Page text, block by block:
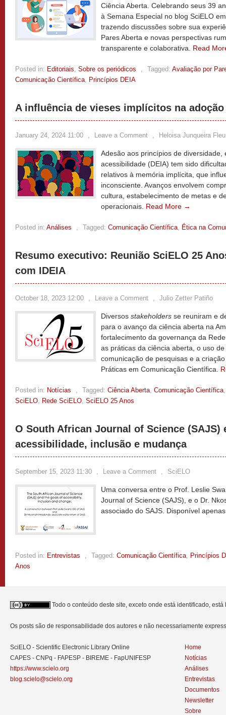
Ciência Aberta. Celebrando seus 39
à Semana Especial no blog SciELO
trazendo discussões sobre sua
Pares Aberta e novas perspectivas
transparente e colaborativa. Read
Posted in: Editoriais, Sobre os periódicos , Tagged: Avaliação por
Comunicação Científica, Princípios DEIA
A influência de vieses implícitos na
January 24, 2024 11:00 , Leave a Comment , Heloisa Junqueira
Adesão aos princípios de diversidade,
acessibilidade (DEIA) tem sido
relativos à memória implícita, que
inconsciente. Avanços envolvem
cultura, estabelecimento de metas e
operacionais. Read More →
Posted in: Análises , Tagged: Comunicação Científica, Ética na
Resumo executivo: Reunião SciELO 25
com IDEIA
October 18, 2023 12:00 , Leave a Comment , Julio Zetter Patiño
Diversos stakeholders se reuniram e
para o avanço da ciência aberta na
fortalecimento da governança da
as práticas da ciência aberta, o uso
comunicação de pesquisas e a
Práticas em Comunicação Científica.
Posted in: Notícias , Tagged: Ciência Aberta, Comunicação Científica
SciELO, Rede SciELO, SciELO 25 Anos
O South African Journal of Science (SAJS)
acessibilidade, inclusão e mudança
September 15, 2023 11:30 , Leave a Comment , SciELO
Uma conversa entre o Prof. Leslie
Journal of Science (SAJS), e o Dr.
associado do SAJS. Disponível
Posted in: Entrevistas , Tagged: Comunicação Científica, Princípios
Anos
Todo o conteúdo deste site, exceto onde está identificado,
Os posts são de responsabilidade dos autores e não necessariamente
SciELO - Scientific Electronic Library Online
CAPES - CNPq - FAPESP - BIREME - FapUNIFESP
https://www.scielo.org
blog.scielo@scielo.org
Home
Notícias
Análises
Entrevistas
Documentos
Newsletter
Sobre